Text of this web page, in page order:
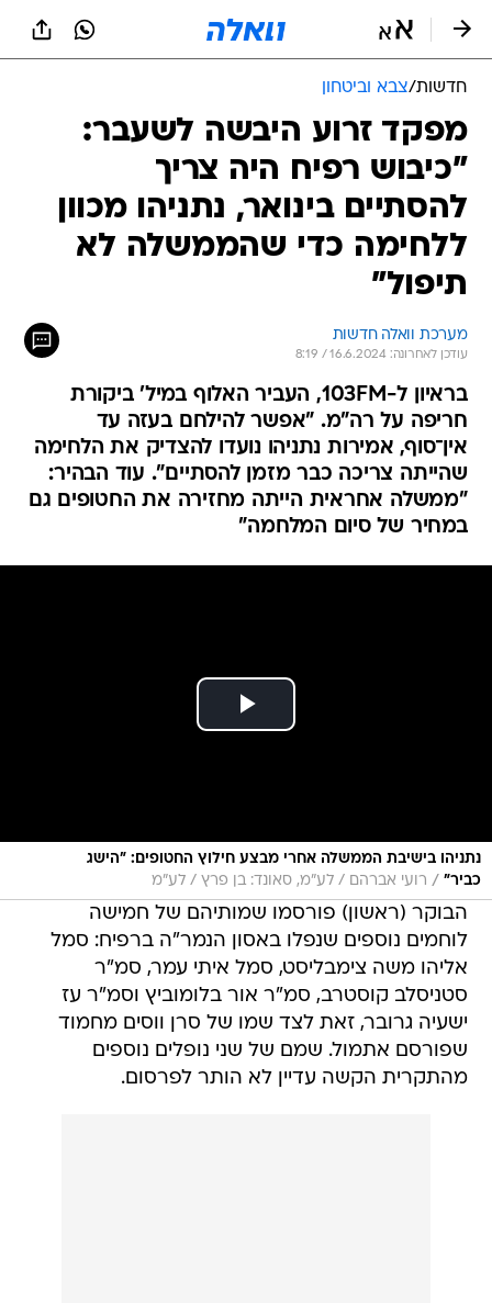
חדשות/צבא וביטחון
מפקד זרוע היבשה לשעבר:
"כיבוש רפיח היה צריך
להסתיים בינואר, נתניהו מכוון
ללחימה כדי שהממשלה לא
תיפול"
מערכת וואלה חדשות
עודכן לאחרונה: 16.6.2024 / 8:19
בראיון ל-103FM, העביר האלוף במיל' ביקורת
חריפה על רה"מ. "אפשר להילחם בעזה עד
אין־סוף, אמירות נתניהו נועדו להצדיק את הלחימה
שהייתה צריכה כבר מזמן להסתיים". עוד הבהיר:
"ממשלה אחראית הייתה מחזירה את החטופים גם
במחיר של סיום המלחמה"
נתניהו בישיבת הממשלה אחרי מבצע חילוץ החטופים: "הישג
כביר" / רועי אברהם / לע״מ, סאונד: בן פרץ / לע״מ
הבוקר (ראשון) פורסמו שמותיהם של חמישה
לוחמים נוספים שנפלו באסון הנמר"ה ברפיח: סמל
אליהו משה צימבליסט, סמל איתי עמר, סמ"ר
סטניסלב קוסטרב, סמ"ר אור בלומוביץ וסמ"ר עז
ישעיה גרובר, זאת לצד שמו של סרן ווסים מחמוד
שפורסם אתמול. שמם של שני נופלים נוספים
מהתקרית הקשה עדיין לא הותר לפרסום.